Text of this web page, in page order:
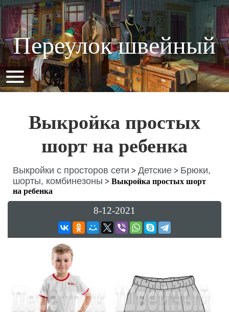
Переулок швейный
Выкройка простых
шорт на ребенка
Выкройки с просторов сети > Детские > Брюки,
шорты, комбинезоны > Выкройка простых шорт
на ребенка
8-12-2021